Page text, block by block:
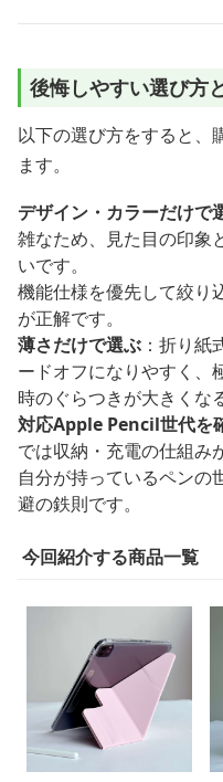
後悔しやすい選び方
以下の選び方をすると、
ます。
デザイン・カラーだけで
雑なため、見た目の印象
いです。
機能仕様を優先して絞り
が正解です。
薄さだけで選ぶ ：折り
ードオフになりやすく、
時のぐらつきが大きくな
対応Apple Pencil世代を
では収納・充電の仕組み
自分が持っているペンの
避の鉄則です。
今回紹介する商品一覧